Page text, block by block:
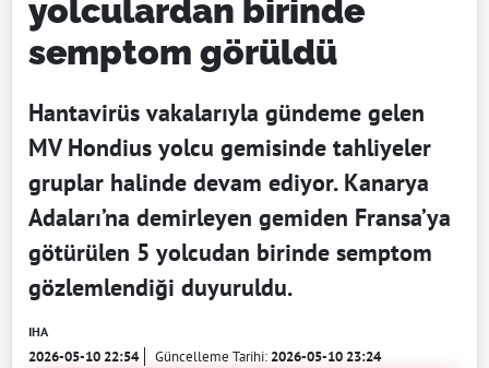
yolculardan birinde
semptom görüldü
Hantavirüs vakalarıyla gündeme gelen
MV Hondius yolcu gemisinde tahliyeler
gruplar halinde devam ediyor. Kanarya
Adaları’na demirleyen gemiden Fransa’ya
götürülen 5 yolcudan birinde semptom
gözlemlendiği duyuruldu.
IHA
2026-05-10 22:54 Güncelleme Tarihi:2026-05-10 23:24